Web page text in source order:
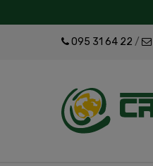
095 31 64 22 /